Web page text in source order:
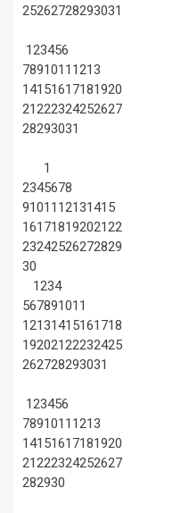
25262728293031
123456
7891011 1213
14151617181920
21222324252627
28293031
1
2345678
91011 12131415
16171819202122
23242526272829
30
1234
567891011
12131415161718
19202122232425
262728293031
123456
7891011 1213
14151617181920
21222324252627
282930